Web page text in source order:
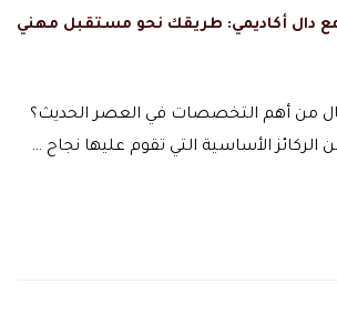
مع دال أكاديمي: طريقك نحو مستقبل مهني
من أهم التخصصات في العصر الحديث؟
الركائز الأساسية التي تقوم عليها نجاح …